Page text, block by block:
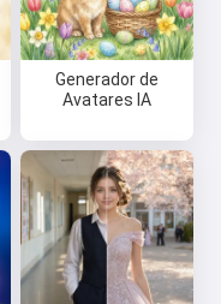
Generador de
Avatares IA